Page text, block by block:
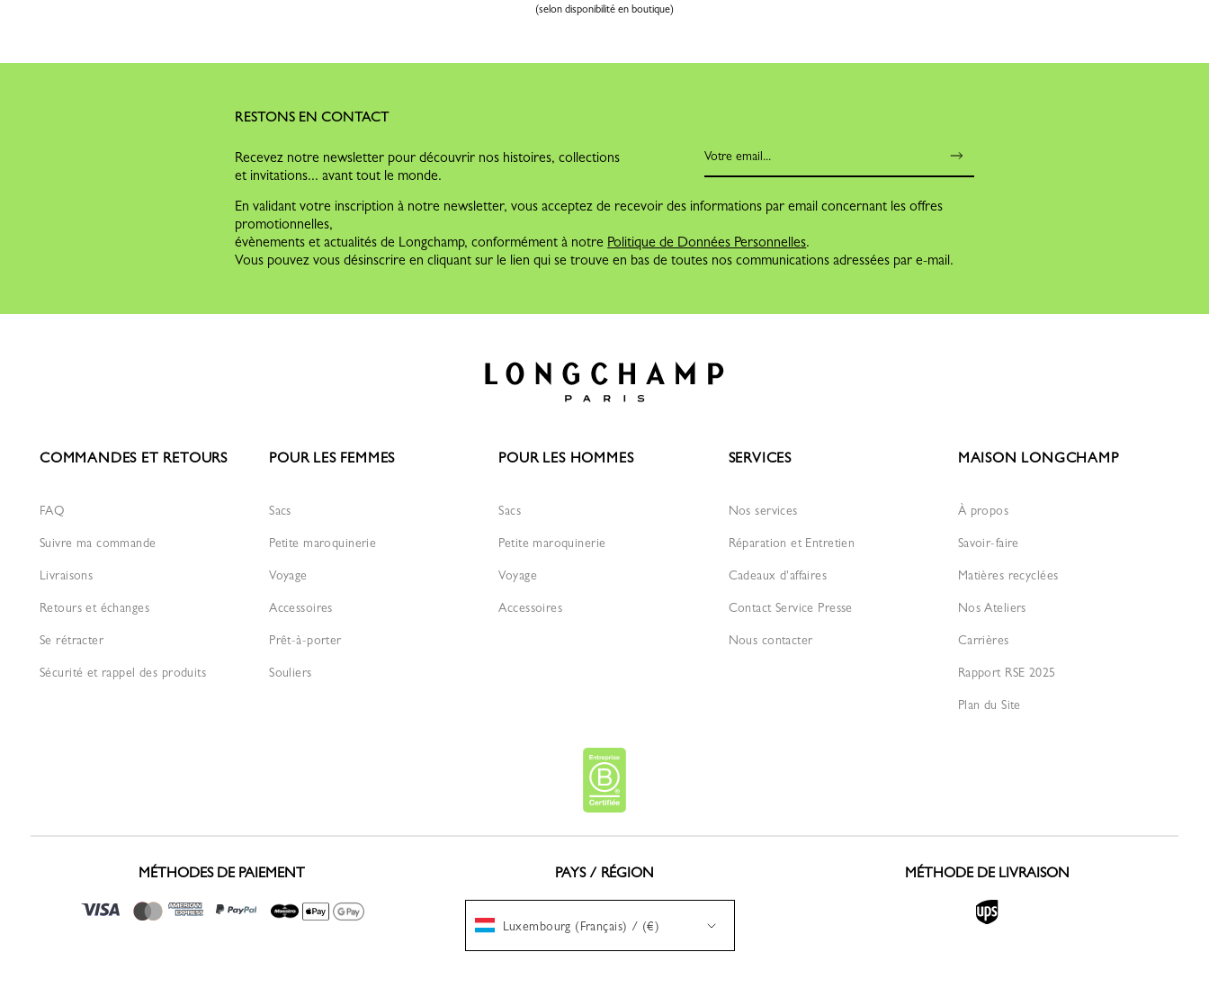
(selon disponibilité en boutique)
RESTONS EN CONTACT
Recevez notre newsletter pour découvrir nos histoires, collections
et invitations... avant tout le monde.
En validant votre inscription à notre newsletter, vous acceptez de recevoir des informations par email concernant les offres
promotionnelles,
évènements et actualités de Longchamp, conformément à notre Politique de Données Personnelles.
Vous pouvez vous désinscrire en cliquant sur le lien qui se trouve en bas de toutes nos communications adressées par e-mail.
COMMANDES ET RETOURS
FAQ
Suivre ma commande
Livraisons
Retours et échanges
Se rétracter
Sécurité et rappel des produits
POUR LES FEMMES
Sacs
Petite maroquinerie
Voyage
Accessoires
Prêt-à-porter
Souliers
POUR LES HOMMES
Sacs
Petite maroquinerie
Voyage
Accessoires
SERVICES
Nos services
Réparation et Entretien
Cadeaux d'affaires
Contact Service Presse
Nous contacter
MAISON LONGCHAMP
À propos
Savoir-faire
Matières recyclées
Nos Ateliers
Carrières
Rapport RSE 2025
Plan du Site
MÉTHODES DE PAIEMENT PAYS / RÉGION
Luxembourg (Français) / (€)
MÉTHODE DE LIVRAISON